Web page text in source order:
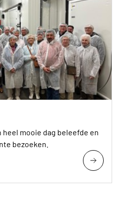
heel mooie dag beleefde en
bezoeken.